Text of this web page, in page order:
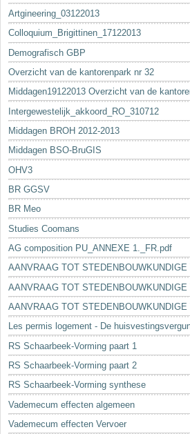
Artgineering_03122013
Colloquium_Brigittinen_17122013
Demografisch GBP
Overzicht van de kantorenpark nr 32
Middagen19122013 Overzicht van de
Intergewestelijk_akkoord_RO_310712
Middagen BROH 2012-2013
Middagen BSO-BruGIS
OHV3
BR GGSV
BR Meo
Studies Coomans
AG composition PU_ANNEXE 1._FR.pdf
AANVRAAG TOT STEDENBOUWKUNDIGE
AANVRAAG TOT STEDENBOUWKUNDIGE
AANVRAAG TOT STEDENBOUWKUNDIGE
Les permis logement - De
RS Schaarbeek-Vorming paart 1
RS Schaarbeek-Vorming paart 2
RS Schaarbeek-Vorming synthese
Vademecum effecten algemeen
Vademecum effecten Vervoer